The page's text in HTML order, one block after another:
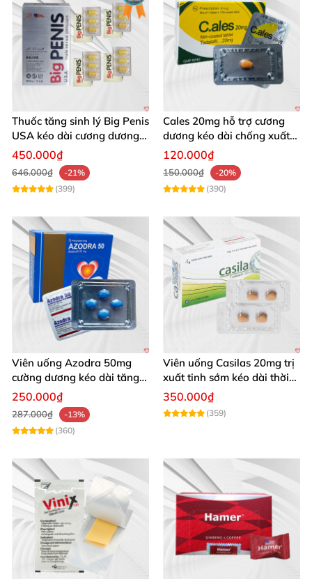
Thuốc tăng sinh lý Big Penis
USA kéo dài cương dương
chống xuất tinh sớm
450.000₫
646.000₫
-21%
(399)
Cales 20mg hỗ trợ cương
dương kéo dài chống xuất
tinh sớm thành phần
120.000₫
150.000₫
-20%
(390)
Viên uống Azodra 50mg
cường dương kéo dài tăng
sinh lý nam
250.000₫
287.000₫
-13%
(360)
Viên uống Casilas 20mg trị
xuất tinh sớm kéo dài thời
gian quan hệ
350.000₫
(359)